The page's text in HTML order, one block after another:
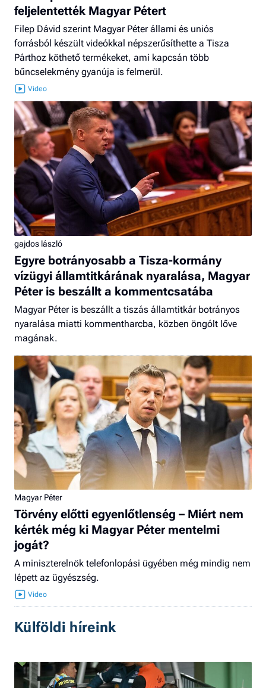
feljelentették Magyar Pétert
Filep Dávid szerint Magyar Péter állami és uniós
forrásból készült videókkal népszerűsíthette a Tisza
Párthoz köthető termékeket, ami kapcsán több
bűncselekmény gyanúja is felmerül.
gajdos lászló
Egyre botrányosabb a Tisza-kormány
vízügyi államtitkárának nyaralása, Magyar
Péter is beszállt a kommentcsatába
Magyar Péter is beszállt a tiszás államtitkár botrányos
nyaralása miatti kommentharcba, közben öngólt lőve
magának.
Magyar Péter
Törvény előtti egyenlőtlenség – Miért nem
kérték még ki Magyar Péter mentelmi
jogát?
A miniszterelnök telefonlopási ügyében még mindig nem
lépett az ügyészség.
Külföldi híreink